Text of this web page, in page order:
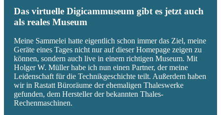
Das virtuelle Digicammuseum gibt es jetzt auch
als reales Museum
Meine Sammelei hatte eigentlich schon immer das Ziel, meine
Geräte eines Tages nicht nur auf dieser Homepage zeigen zu
können, sondern auch live in einem richtigen Museum. Mit
Holger W. Müller habe ich nun einen Partner, der meine
Leidenschaft für die Technikgeschichte teilt. Außerdem haben
wir in Rastatt Büroräume der ehemaligen Thaleswerke
gefunden, dem Hersteller der bekannten Thales-
Rechenmaschinen.